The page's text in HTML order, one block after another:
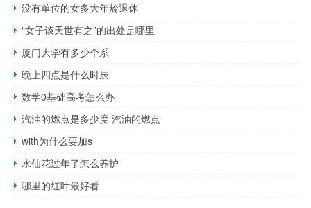
没有单位的女多大年龄退休
“女子谈天世有之”的出处是哪里
厦门大学有多少个系
晚上四点是什么时辰
数学0基础高考怎么办
汽油的燃点是多少度 汽油的燃点
with为什么要加s
水仙花过年了怎么养护
哪里的红叶最好看